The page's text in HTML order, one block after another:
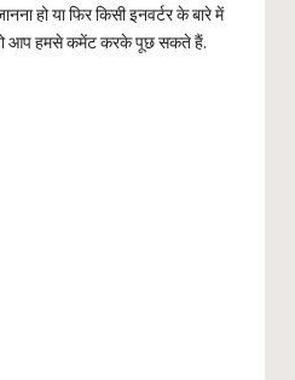
हो या फिर किसी इनवर्टर के बारे में
आप हमसे कमेंट करके पूछ सकते हैं.